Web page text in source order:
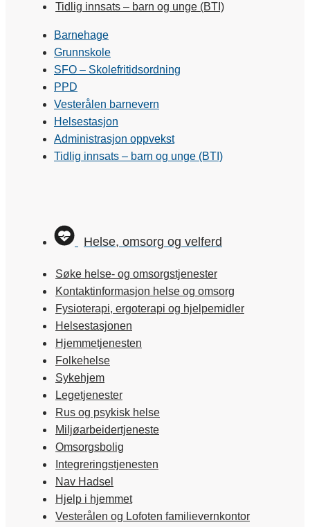
Tidlig innsats – barn og unge (BTI)
Barnehage
Grunnskole
SFO – Skolefritidsordning
PPD
Vesterålen barnevern
Helsestasjon
Administrasjon oppvekst
Tidlig innsats – barn og unge (BTI)
Helse, omsorg og velferd
Søke helse- og omsorgstjenester
Kontaktinformasjon helse og omsorg
Fysioterapi, ergoterapi og hjelpemidler
Helsestasjonen
Hjemmetjenesten
Folkehelse
Sykehjem
Legetjenester
Rus og psykisk helse
Miljøarbeidertjeneste
Omsorgsbolig
Integreringstjenesten
Nav Hadsel
Hjelp i hjemmet
Vesterålen og Lofoten familievernkontor